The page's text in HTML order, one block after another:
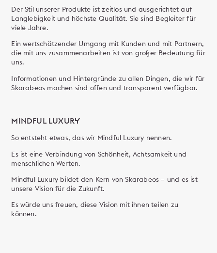
Der Stil unserer Produkte ist zeitlos und ausgerichtet auf
Langlebigkeit und höchste Qualität. Sie sind Begleiter für
viele Jahre.
Ein wertschätzender Umgang mit Kunden und mit Partnern,
die mit uns zusammenarbeiten ist von großer Bedeutung für
uns.
Informationen und Hintergründe zu allen Dingen, die wir für
Skarabeos machen sind offen und transparent verfügbar.
MINDFUL LUXURY
So entsteht etwas, das wir Mindful Luxury nennen.
Es ist eine Verbindung von Schönheit, Achtsamkeit und
menschlichen Werten.
Mindful Luxury bildet den Kern von Skarabeos – und es ist
unsere Vision für die Zukunft.
Es würde uns freuen, diese Vision mit ihnen teilen zu
können.